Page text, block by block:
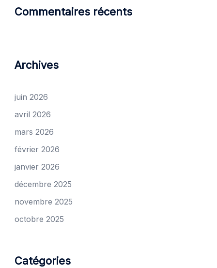
Commentaires récents
Archives
juin 2026
avril 2026
mars 2026
février 2026
janvier 2026
décembre 2025
novembre 2025
octobre 2025
Catégories